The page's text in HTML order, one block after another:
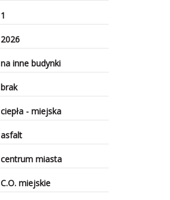
1
2026
na inne budynki
brak
ciepła - miejska
asfalt
centrum miasta
C.O. miejskie